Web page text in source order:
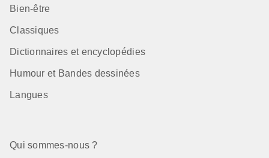
Bien-être
Classiques
Dictionnaires et encyclopédies
Humour et Bandes dessinées
Langues
Qui sommes-nous ?